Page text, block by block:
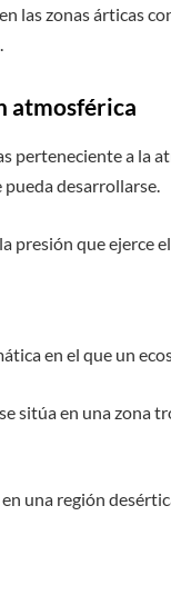
las zonas árticas
atmosférica
perteneciente a la
pueda desarrollarse.
presión que ejerce
en el que un
sitúa en una zona
una región